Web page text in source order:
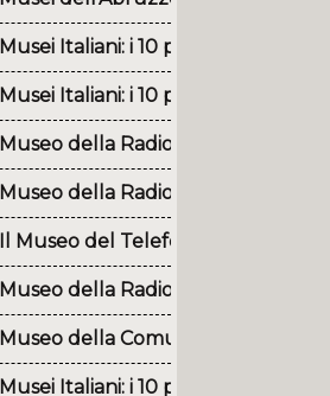
Musei Italiani: i 10 post più popolari
Musei Italiani: i 10 post più popolari
Museo della Radio e della
Museo della Radio d'Epoca
Il Museo del Telefono raccoglie e
Museo della Radio di Tuglie.
Museo della Comunicazione "Voci
Musei Italiani: i 10 post più popolari